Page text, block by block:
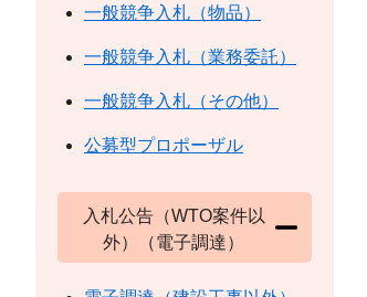
一般競争入札（物品）
一般競争入札（業務委託）
一般競争入札（その他）
公募型プロポーザル
入札公告（WTO案件以
外）（電子調達）